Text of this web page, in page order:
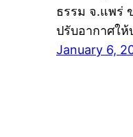
ธรรม จ.แพร่
ปรับอากาศให้
January 6,